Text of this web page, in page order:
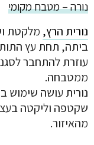
נורה – מטבח מקומי
נורית הרץ, מלקטת
ביתה, תחת עץ התות
עוזרת להתחבר
ממטבחה.
נורית עושה שימוש
שקטפה וליקטה
מהאיזור.